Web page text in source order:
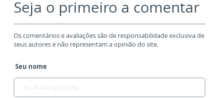
Seja o primeiro a comentar
Os comentários e avaliações são de responsabilidade exclusiva de
seus autores e não representam a opinião do site.
Seu nome